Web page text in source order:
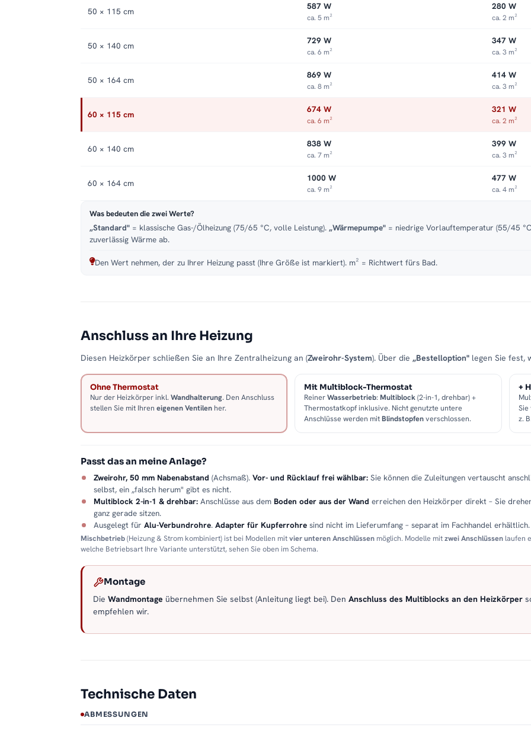
50 × 115 cm 587 W
ca. 5 m²
280 W
ca. 2 m²
50 × 140 cm 729 W
ca. 6 m²
347 W
ca. 3 m²
50 × 164 cm 869 W
ca. 8 m²
414 W
ca. 3 m²
60 × 115 cm 674 W
ca. 6 m²
321 W
ca. 2 m²
60 × 140 cm 838 W
ca. 7 m²
399 W
ca. 3 m²
60 × 164 cm 1000 W
ca. 9 m²
477 W
ca. 4 m²
Was bedeuten die zwei Werte?
„Standard" = klassische Gas-/Ölheizung (75/65 °C, volle Leistung). „Wärmepumpe" = niedrige Vorlauftemperatur (55/45
zuverlässig Wärme ab.
Den Wert nehmen, der zu Ihrer Heizung passt (Ihre Größe ist markiert). m² = Richtwert fürs Bad.
Anschluss an Ihre Heizung
Diesen Heizkörper schließen Sie an Ihre Zentralheizung an (Zweirohr-System). Über die „Bestelloption" legen Sie fest,
Ohne Thermostat
Nur der Heizkörper inkl. Wandhalterung. Den Anschluss
stellen Sie mit Ihren eigenen Ventilen her.
Mit Multiblock-Thermostat
ReinerWasserbetrieb:Multiblock(2-in-1, drehbar) +
Thermostatkopf inklusive. Nicht genutzte untere
Anschlüsse werden mitBlindstopfenverschlossen.
+
z.
Passt das an meine Anlage?
Zweirohr, 50 mm Nabenabstand (Achsmaß). Vor- und Rücklauf frei wählbar: Sie können die Zuleitungen vertauscht
selbst, ein „falsch herum" gibt es nicht.
Multiblock 2-in-1 & drehbar: Anschlüsse aus dem Boden oder aus der Wand erreichen den Heizkörper direkt – Sie
ganz gerade sitzen.
Ausgelegt für Alu-Verbundrohre. Adapter für Kupferrohre sind nicht im Lieferumfang – separat im Fachhandel erhältlich.
Mischbetrieb(Heizung & Strom kombiniert) ist bei Modellen mitvier unteren Anschlüssen möglich. Modelle mitzwei Anschlüssen laufen
welche Betriebsart Ihre Variante unterstützt, sehen Sie oben im Schema.
Montage
Die Wandmontage übernehmen Sie selbst (Anleitung liegt bei). Den Anschluss des Multiblocks an den Heizkörper
empfehlen wir.
Technische Daten
ABMESSUNGEN